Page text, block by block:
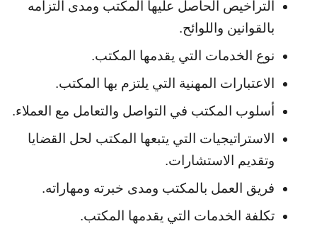
بالقوانين واللوائح.
نوع الخدمات التي يقدمها المكتب.
الاعتبارات المهنية التي يلتزم بها المكتب.
أسلوب المكتب في التواصل والتعامل مع العملاء.
وتقديم الاستشارات.
فريق العمل بالمكتب ومدى خبرته ومهاراته.
تكلفة الخدمات التي يقدمها المكتب.